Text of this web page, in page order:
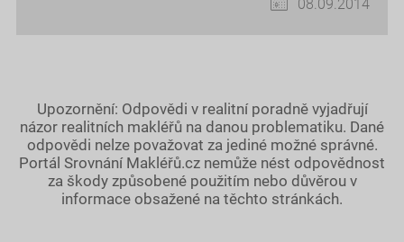
08.09.2014
Upozornění: Odpovědi v realitní poradně vyjadřují
názor realitních makléřů na danou problematiku. Dané
odpovědi nelze považovat za jediné možné správné.
Portál Srovnání Makléřů.cz nemůže nést odpovědnost
za škody způsobené použitím nebo důvěrou v
informace obsažené na těchto stránkách.